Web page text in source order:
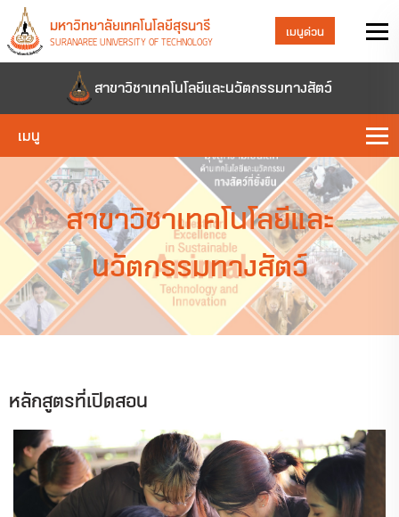
มหาวิทยาลัยเทคโนโลยีสุรนารี
SURANAREE UNIVERSITY OF TECHNOLOGY
เมนูด่วน
สาขาวิชาเทคโนโลยีและนวัตกรรมทางสัตว์
เมนู
สาขาวิชาเทคโนโลยีและ
นวัตกรรมทางสัตว์
หลักสูตรที่เปิดสอน